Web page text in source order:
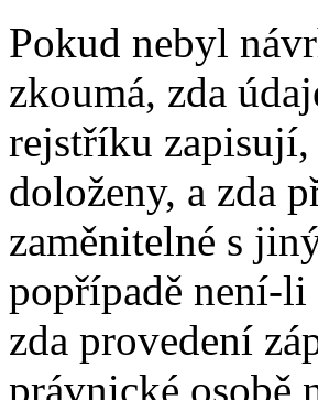
Pokud nebyl
zkoumá, zda
rejstříku
doloženy, a zda
zaměnitelné s
popřípadě není-
zda provedení
právnické osobě